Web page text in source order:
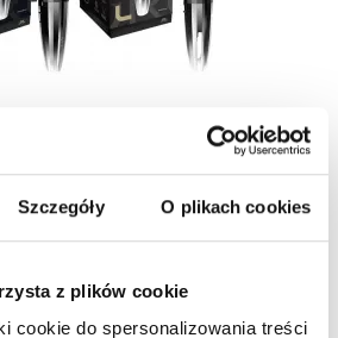
Szczegóły O plikach cookies
z plików cookie
cookie do spersonalizowania treści
2020C + TRYMER FRESH
920,00 zł